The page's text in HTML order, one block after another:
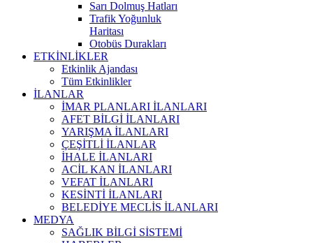
Sarı Dolmuş Hatları
Trafik Yoğunluk
Haritası
Otobüs Durakları
ETKİNLİKLER
Etkinlik Ajandası
Tüm Etkinlikler
İLANLAR
İMAR PLANLARI İLANLARI
AFET BİLGİ İLANLARI
YARIŞMA İLANLARI
ÇEŞİTLİ İLANLAR
İHALE İLANLARI
ACİL KAN İLANLARI
VEFAT İLANLARI
KESİNTİ İLANLARI
BELEDİYE MECLİS İLANLARI
MEDYA
SAĞLIK BİLGİ SİSTEMİ